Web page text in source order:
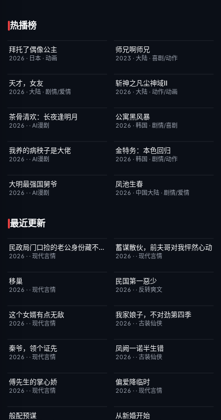
热播榜
更新至第18集
拜托了偶像公主
2026 · 日本 · 动画
更新至第153集
师兄啊师兄
2023 · 大陆 · 喜剧/动作
更新至第18集
天才，女友
2026 · 大陆 · 剧情/爱情
更新至第09集
斩神之凡尘神域Ⅱ
2026 · 大陆 · 动作/动画
完结
茶骨清欢：长夜逢明月
2026 · · AI漫剧
更新至第09集
公寓黑风暴
2026 · 韩国 · 剧情/喜剧
完结
我养的病秧子是大佬
2026 · · AI漫剧
已完结
金特务：本色回归
2026 · 韩国 · 剧情/动作
完结
大明最强国舅爷
2026 · · AI漫剧
已完结
凤池生春
2026 · 中国大陆 · 剧情/爱情
最近更新
完结 6.0民政局门口捡的老公身份藏不住了
2026 · · 现代言情
完结 5.0
蓄谋散伙，前夫哥对我怦然心动
2026 · · 现代言情
完结
移巢
2026 · · 现代言情
完结
民国第一惡少
2026 · · 反转爽文
完结
这个女婿有点无敌
2026 · · 现代言情
完结
我家娘子，不对劲第四季
2026 · · 古装仙侠
完结
秦爷，领个证先
2026 · · 现代言情
完结
凤阙一诺半生错
2026 · · 古装仙侠
完结
傅先生的掌心娇
2026 · · 现代言情
完结
偏爱降临时
2026 · · 现代言情
完结
般配预谋 完结
从新婚开始